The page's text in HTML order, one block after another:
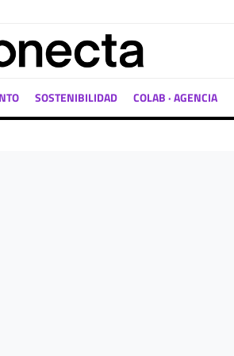
SOSTENIBILIDAD COLAB · AGENCIA